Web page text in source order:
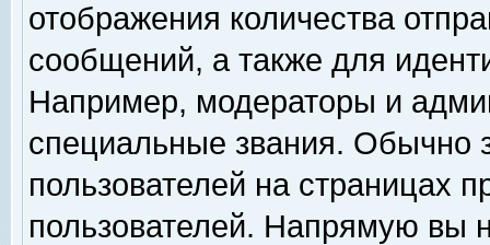
отображения количества
сообщений, а также для
Например, модераторы и
специальные звания. Обычно
пользователей на страницах
пользователей. Напрямую вы